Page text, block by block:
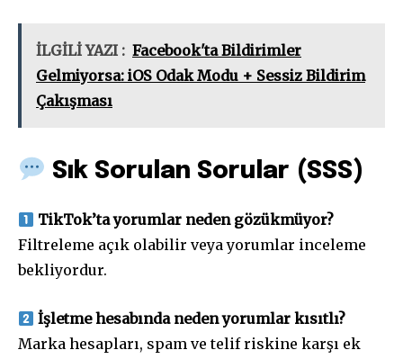
İLGİLİ YAZI : Facebook'ta Bildirimler
Gelmiyorsa: iOS Odak Modu + Sessiz Bildirim
Çakışması
Sık Sorulan Sorular (SSS)
TikTok’ta yorumlar neden gözükmüyor?
Filtreleme açık olabilir veya yorumlar inceleme
bekliyordur.
İşletme hesabında neden yorumlar kısıtlı?
Marka hesapları, spam ve telif riskine karşı ek